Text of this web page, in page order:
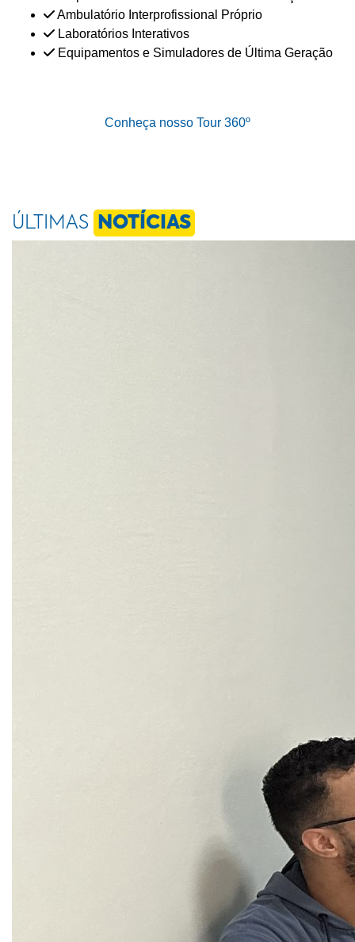
Ambulatório Interprofissional Próprio
Laboratórios Interativos
Equipamentos e Simuladores de Última Geração
Conheça nosso Tour 360º
ÚLTIMAS NOTÍCIAS